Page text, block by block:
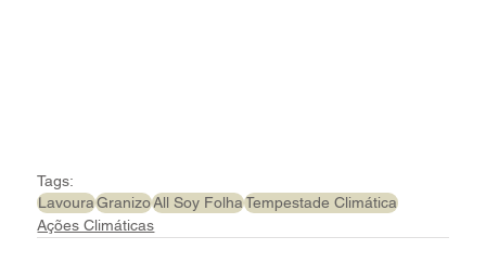
Tags:
LavouraGranizoAll Soy FolhaTempestade Climática
Ações Climáticas